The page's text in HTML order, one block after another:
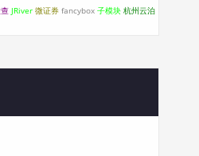
JRiver 微证券 fancybox 子模块 杭州云泊